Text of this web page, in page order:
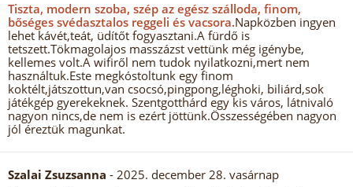
Tiszta, modern szoba, szép az egész szálloda, finom,
bőséges svédasztalos reggeli és vacsora.Napközben ingyen
lehet kávét,teát, üdítőt fogyasztani.A fürdő is
tetszett.Tökmagolajos masszázst vettünk még igénybe,
kellemes volt.A wifiről nem tudok nyilatkozni,mert nem
használtuk.Este megkóstoltunk egy finom
koktélt,játszottun,van csocsó,pingpong,léghoki, biliárd,sok
játékgép gyerekeknek. Szentgotthárd egy kis város, látnivaló
nagyon nincs,de nem is ezért jöttünk.Összességében nagyon
jól éreztük magunkat.
Szalai Zsuzsanna - 2025. december 28. vasárnap